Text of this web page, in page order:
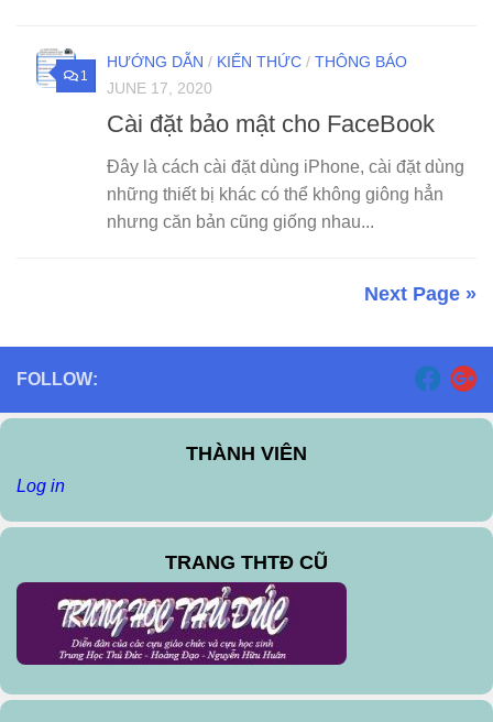
1
HƯỚNG DẪN / KIẾN THỨC / THÔNG BÁO
JUNE 17, 2020
Cài đặt bảo mật cho FaceBook
Đây là cách cài đặt dùng iPhone, cài đặt dùng
những thiết bị khác có thể không giông hẳn
nhưng căn bản cũng giống nhau...
Next Page »
FOLLOW:
THÀNH VIÊN
Log in
TRANG THTĐ CŨ